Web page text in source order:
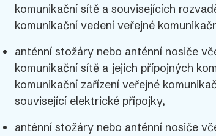
komunikační sítě a souvisejících
komunikační vedení veřejné
anténní stožáry nebo anténní nosiče
komunikační sítě a jejich přípojných
komunikační zařízení veřejné
související elektrické přípojky,
anténní stožáry nebo anténní nosiče